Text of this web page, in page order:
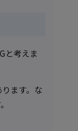
と考えま
ます。な